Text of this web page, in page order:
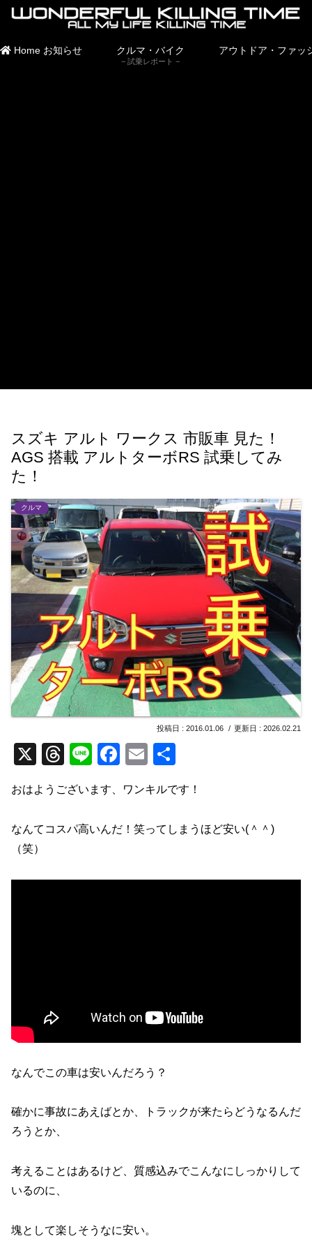
Home お知らせ クルマ・バイク
試乗レポート
アウトドア・ファッ
スズキ アルト ワークス 市販車 見た！
AGS 搭載 アルトターボRS 試乗してみ
た！
クルマ
2016.01.06 2026.02.21
X
T
e
a
Li
e
F
c
e
o
E
ail
おはようございます、ワンキルです！
なんてコスパ高いんだ！笑ってしまうほど安い(＾＾)
（笑）
なんでこの車は安いんだろう？
確かに事故にあえばとか、トラックが来たらどうなるんだ
ろうとか、
考えることはあるけど、質感込みでこんなにしっかりして
いるのに、
塊として楽しそうなに安い。